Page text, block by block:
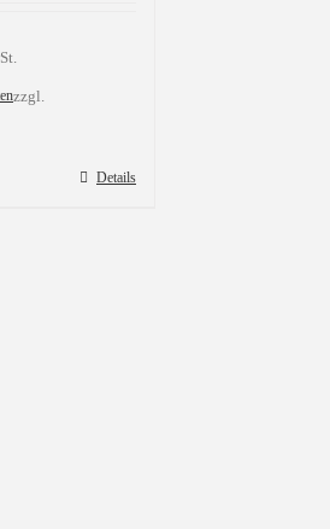
zzgl.
Details